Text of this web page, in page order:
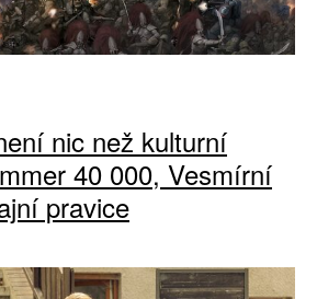
nic než kulturní
40 000, Vesmírní
pravice